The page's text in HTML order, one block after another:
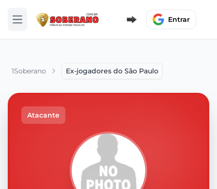
Abrir menu Entrar
1Soberano Ex-jogadores do São Paulo
Atacante